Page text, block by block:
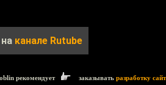
канале Rutube
рекомендует заказывать разработку